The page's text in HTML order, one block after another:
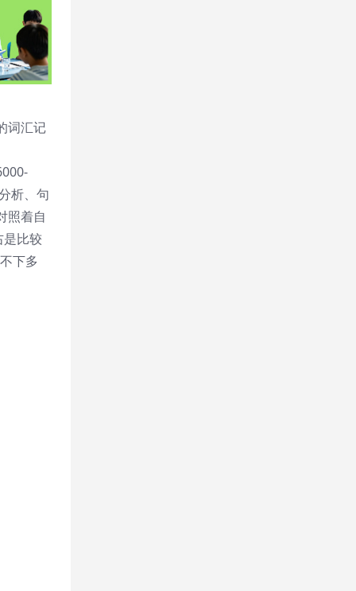
词汇记
析、句
照着自
是比较
下多